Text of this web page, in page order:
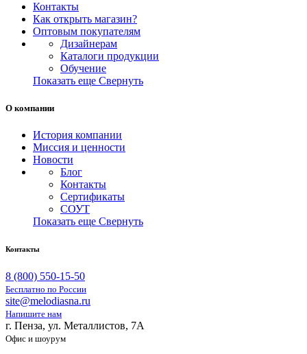
Контакты
Как открыть магазин?
Оптовым покупателям
Дизайнерам
Каталоги продукции
Обучение
Показать еще Свернуть
О компании
История компании
Миссия и ценности
Новости
Блог
Контакты
Сертификаты
СОУТ
Показать еще Свернуть
Контакты
8 (800) 550-15-50
Бесплатно по России
site@melodiasna.ru
Напишите нам
г. Пенза, ул. Металлистов, 7А
Офис и шоурум